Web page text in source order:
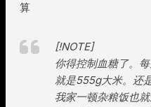
算
[!NOTE]
你得控制血糖了。
就是555g大米。还
我家一顿杂粮饭也